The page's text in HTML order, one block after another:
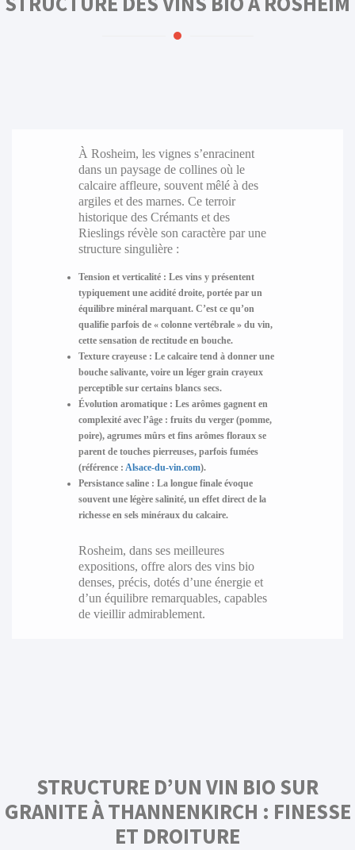
À Rosheim, les vignes s’enracinent
dans un paysage de collines où le
calcaire affleure, souvent mêlé à des
argiles et des marnes. Ce terroir
historique des Crémants et des
Rieslings révèle son caractère par une
structure singulière :
Tension et verticalité : Les vins y présentent
typiquement une acidité droite, portée par un
équilibre minéral marquant. C’est ce qu’on
qualifie parfois de « colonne vertébrale » du vin,
cette sensation de rectitude en bouche.
Texture crayeuse : Le calcaire tend à donner une
bouche salivante, voire un léger grain crayeux
perceptible sur certains blancs secs.
Évolution aromatique : Les arômes gagnent en
complexité avec l’âge : fruits du verger (pomme,
poire), agrumes mûrs et fins arômes floraux se
parent de touches pierreuses, parfois fumées
(référence : Alsace-du-vin.com).
Persistance saline : La longue finale évoque
souvent une légère salinité, un effet direct de la
richesse en sels minéraux du calcaire.
Rosheim, dans ses meilleures
expositions, offre alors des vins bio
denses, précis, dotés d’une énergie et
d’un équilibre remarquables, capables
de vieillir admirablement.
STRUCTURE D’UN VIN BIO SUR
GRANITE À THANNENKIRCH : FINESSE
ET DROITURE